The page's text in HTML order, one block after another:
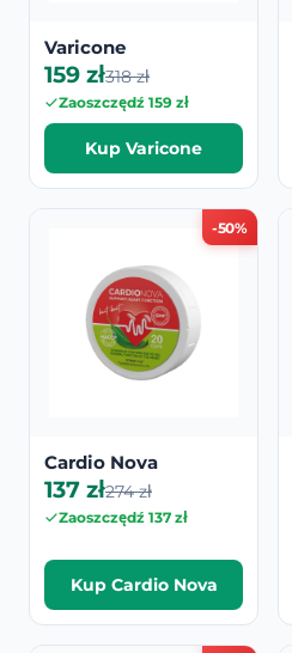
Varicone
159 zł318 zł
Zaoszczędź 159 zł
Kup Varicone
-50%
Cardio Nova
137 zł274 zł
Zaoszczędź 137 zł
Kup Cardio Nova